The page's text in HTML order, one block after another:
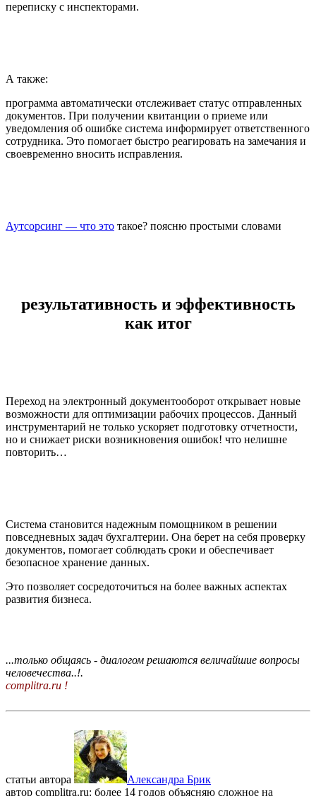
переписку с инспекторами.
А также:
программа автоматически отслеживает статус отправленных
документов. При получении квитанции о приеме или
уведомления об ошибке система информирует ответственного
сотрудника. Это помогает быстро реагировать на замечания и
своевременно вносить исправления.
Аутсорсинг — что это такое? поясню простыми словами
результативность и эффективность
как итог
Переход на электронный документооборот открывает новые
возможности для оптимизации рабочих процессов. Данный
инструментарий не только ускоряет подготовку отчетности,
но и снижает риски возникновения ошибок! что нелишне
повторить…
Система становится надежным помощником в решении
повседневных задач бухгалтерии. Она берет на себя проверку
документов, помогает соблюдать сроки и обеспечивает
безопасное хранение данных.
Это позволяет сосредоточиться на более важных аспектах
развития бизнеса.
...только общаясь - диалогом решаются величайшие вопросы
человечества..!.
complitra.ru !
статьи автора
Александра Брик
автор complitra.ru: более 14 годов объясняю сложное на